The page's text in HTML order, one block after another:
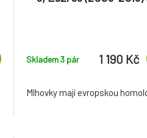
Skladem 3 pár 1 190 Kč
Mlhovky mají evropskou